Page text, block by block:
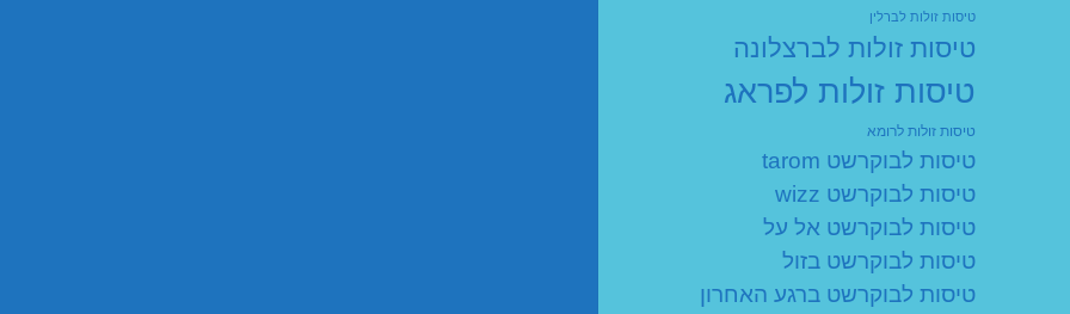
טיסות זולות לברלין
טיסות זולות לברצלונה
טיסות זולות לפראג
טיסות זולות לרומא
טיסות לבוקרשט tarom
טיסות לבוקרשט wizz
טיסות לבוקרשט אל על
טיסות לבוקרשט בזול
טיסות לבוקרשט ברגע האחרון